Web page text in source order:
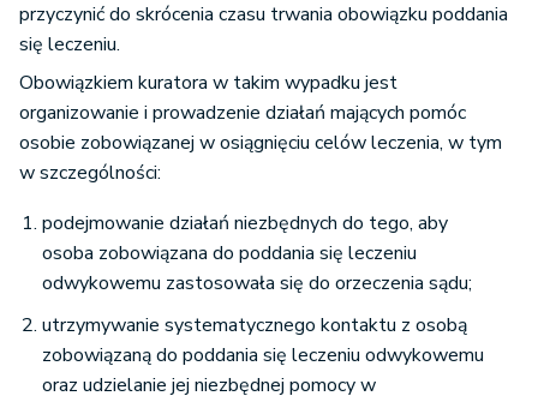
przyczynić do skrócenia czasu trwania obowiązku poddania
się leczeniu.
Obowiązkiem kuratora w takim wypadku jest
organizowanie i prowadzenie działań mających pomóc
osobie zobowiązanej w osiągnięciu celów leczenia, w tym
w szczególności:
podejmowanie działań niezbędnych do tego, aby
osoba zobowiązana do poddania się leczeniu
odwykowemu zastosowała się do orzeczenia sądu;
utrzymywanie systematycznego kontaktu z osobą
zobowiązaną do poddania się leczeniu odwykowemu
oraz udzielanie jej niezbędnej pomocy w